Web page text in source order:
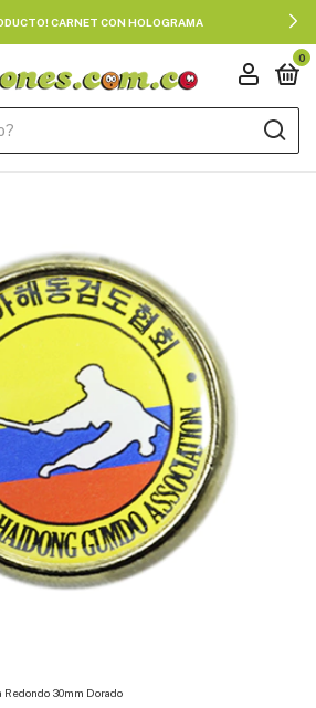
CARNET CON HOLOGRAMA
0
Redondo 30mm Dorado